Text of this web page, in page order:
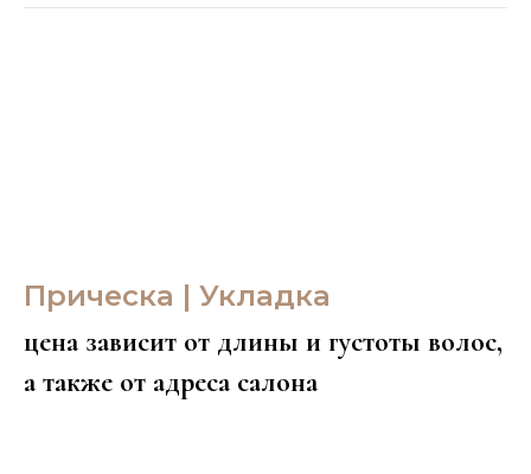
Прическа | Укладка
цена зависит от длины и густоты волос,
а также от адреса салона